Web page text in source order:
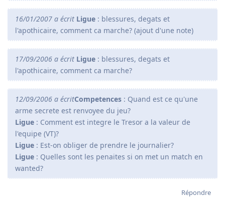
16/01/2007 a écrit Ligue : blessures, degats et
l'apothicaire, comment ca marche? (ajout d'une note)
17/09/2006 a écrit Ligue : blessures, degats et
l'apothicaire, comment ca marche?
12/09/2006 a écritCompetences : Quand est ce qu'une
arme secrete est renvoyee du jeu?
Ligue : Comment est integre le Tresor a la valeur de
l'equipe (VT)?
Ligue : Est-on obliger de prendre le journalier?
Ligue : Quelles sont les penaites si on met un match en
wanted?
Répondre